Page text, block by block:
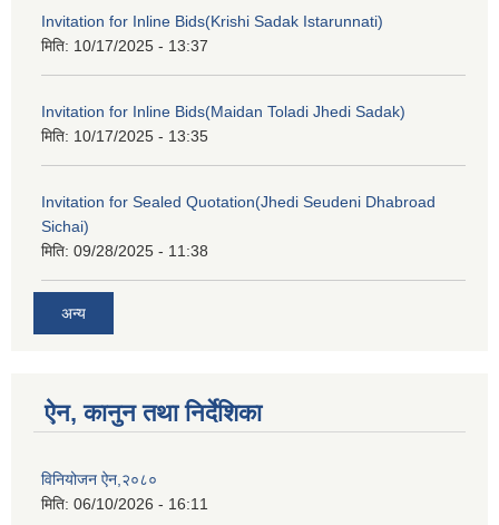
Invitation for Inline Bids(Krishi Sadak Istarunnati)
मिति: 10/17/2025 - 13:37
Invitation for Inline Bids(Maidan Toladi Jhedi Sadak)
मिति: 10/17/2025 - 13:35
Invitation for Sealed Quotation(Jhedi Seudeni Dhabroad
Sichai)
मिति: 09/28/2025 - 11:38
अन्य
ऐन, कानुन तथा निर्देशिका
विनियोजन ऐन,२०८०
मिति: 06/10/2026 - 16:11